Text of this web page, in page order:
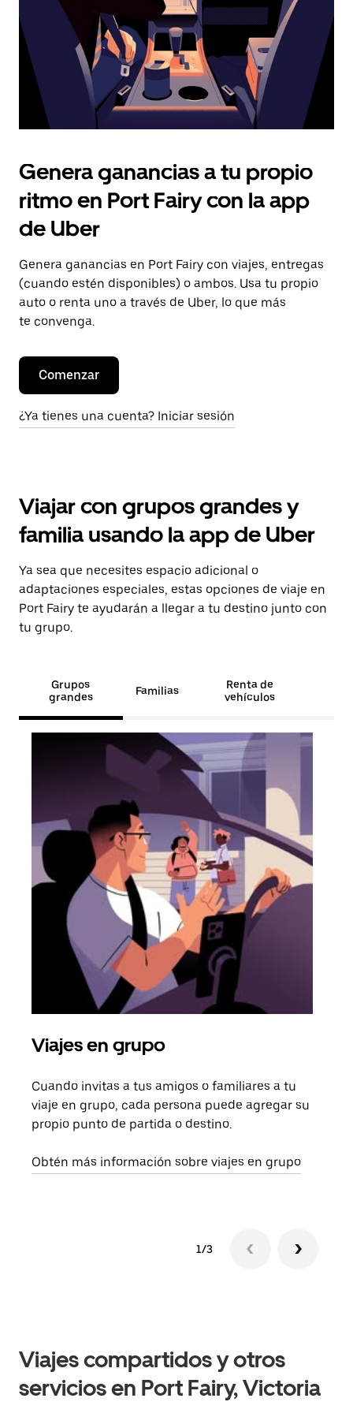
calendario.
Genera ganancias a tu propio
ritmo en Port Fairy con la app
de Uber
Genera ganancias en Port Fairy con viajes, entregas
(cuando estén disponibles) o ambos. Usa tu propio
auto o renta uno a través de Uber, lo que más
te convenga.
Comenzar
¿Ya tienes una cuenta? Iniciar sesión
Viajar con grupos grandes y
familia usando la app de Uber
Ya sea que necesites espacio adicional o
adaptaciones especiales, estas opciones de viaje en
Port Fairy te ayudarán a llegar a tu destino junto con
tu grupo.
Grupos
grandes
Familias
Renta de
vehículos
Viajes en grupo
Cuando invitas a tus amigos o familiares a tu
viaje en grupo, cada persona puede agregar su
propio punto de partida o destino.
Obtén más información sobre viajes en grupo
1/3
Viajes compartidos y otros
servicios en Port Fairy, Victoria